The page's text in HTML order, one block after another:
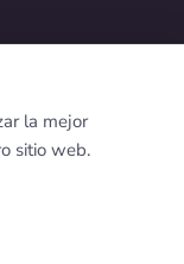
la mejor
sitio web.